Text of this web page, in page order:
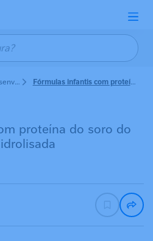
Infantil Fórmulas infantis com proteína do soro do leite parcialmente hidrolisada
proteína do soro do